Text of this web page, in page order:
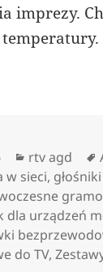
imprezy.
Kategorie
rtv agd
w sieci,
dla urządzeń
do TV,